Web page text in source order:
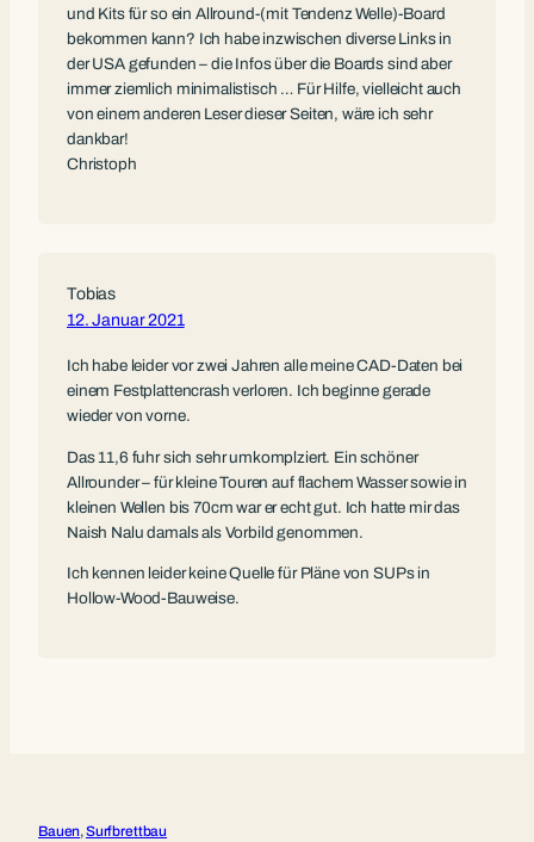
und Kits für so ein Allround-(mit Tendenz Welle)-Board
bekommen kann? Ich habe inzwischen diverse Links in
der USA gefunden – die Infos über die Boards sind aber
immer ziemlich minimalistisch … Für Hilfe, vielleicht auch
von einem anderen Leser dieser Seiten, wäre ich sehr
dankbar!
Christoph
Tobias
12. Januar 2021
Ich habe leider vor zwei Jahren alle meine CAD-Daten bei
einem Festplattencrash verloren. Ich beginne gerade
wieder von vorne.
Das 11,6 fuhr sich sehr umkomplziert. Ein schöner
Allrounder – für kleine Touren auf flachem Wasser sowie in
kleinen Wellen bis 70cm war er echt gut. Ich hatte mir das
Naish Nalu damals als Vorbild genommen.
Ich kennen leider keine Quelle für Pläne von SUPs in
Hollow-Wood-Bauweise.
Bauen, Surfbrettbau